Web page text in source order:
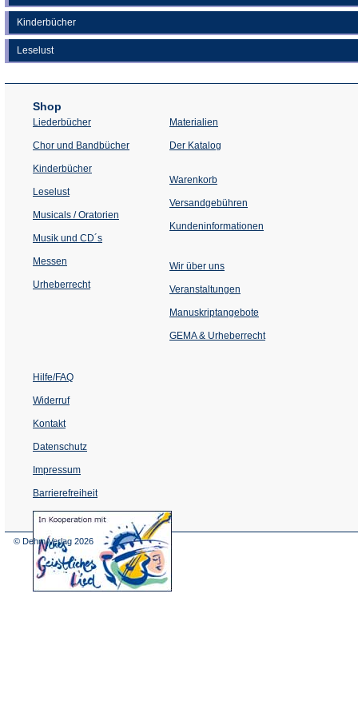
Kinderbücher
Leselust
Shop
Liederbücher
Chor und Bandbücher
Kinderbücher
Leselust
Musicals / Oratorien
Musik und CD´s
Messen
Urheberrecht
Materialien
Der Katalog
Warenkorb
Versandgebühren
Kundeninformationen
Wir über uns
Veranstaltungen
einem
Tab)
Manuskriptangebote
GEMA & Urheberrecht
Hilfe/FAQ
Widerruf
Kontakt
Datenschutz
Impressum
Barrierefreiheit
(Öffnet
in
© Dehm Verlag 2026